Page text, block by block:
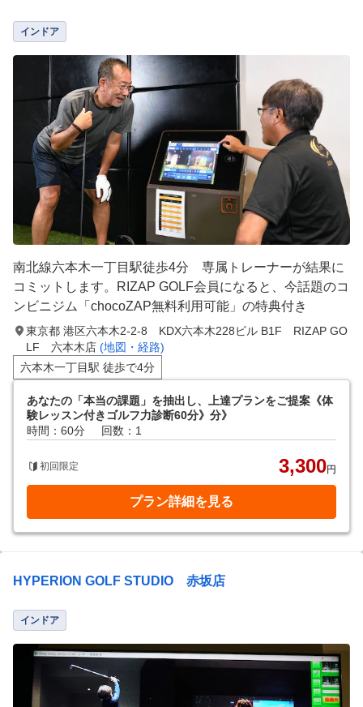
インドア
南北線六本木一丁目駅徒歩4分 専属トレーナーが結果に
コミットします。RIZAP GOLF会員になると、今話題のコ
ンビニジム「chocoZAP無料利用可能」の特典付き
東京都 港区六本木2-2-8 KDX六本木228ビル B1F RIZAP GO
LF 六本木店 (地図・経路)
六本木一丁目駅 徒歩で4分
あなたの「本当の課題」を抽出し、上達プランをご提案《体
験レッスン付きゴルフ力診断60分》分》
時間：60分
回数：1
初回限定 3,300円
プラン詳細を見る
HYPERION GOLF STUDIO 赤坂店
インドア